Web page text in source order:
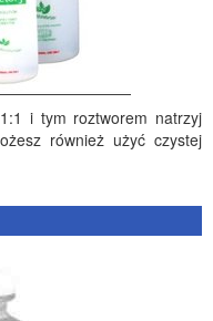
i tym roztworem natrzyj
również użyć czystej